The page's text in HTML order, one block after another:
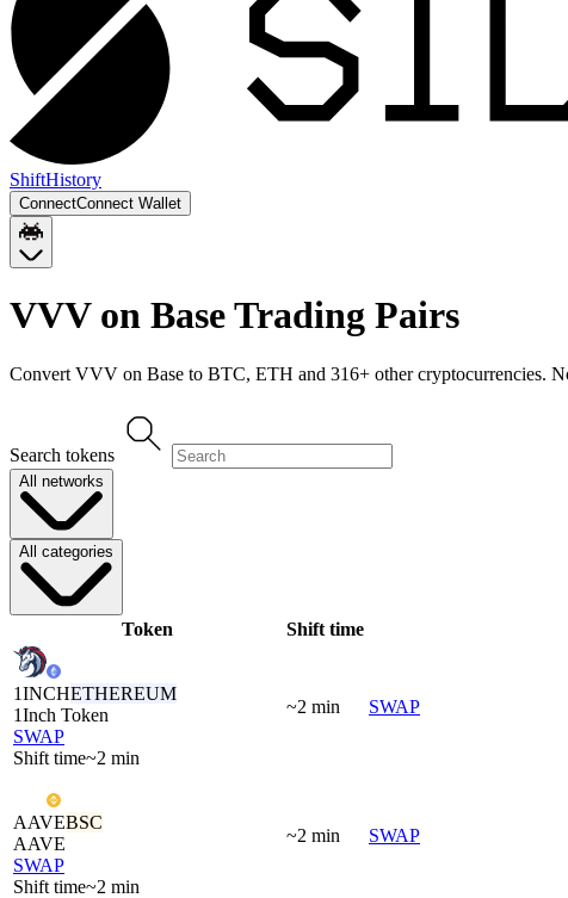
ShiftHistory
ConnectConnect Wallet
VVV on BaseTrading Pairs
Convert VVV on Base to BTC, ETH and 316+ other cryptocurrencies.
Search tokens
All networks
All categories
Token Shift time
1INCHETHEREUM
1Inch Token
SWAP
Shift time~2 min
~2 min SWAP
AAVEBSC
AAVE
SWAP
Shift time~2 min
~2 min SWAP